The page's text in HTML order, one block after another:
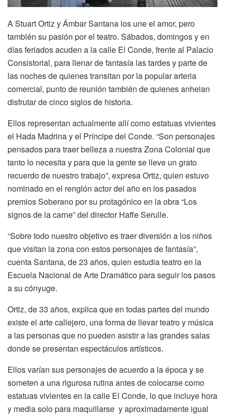
A Stuart Ortiz y Ámbar Santana los une el amor, pero
también su pasión por el teatro. Sábados, domingos y en
días feriados acuden a la calle El Conde, frente al Palacio
Consistorial, para llenar de fantasía las tardes y parte de
las noches de quienes transitan por la popular arteria
comercial, punto de reunión también de quienes anhelan
disfrutar de cinco siglos de historia.
Ellos representan actualmente allí como estatuas vivientes
el Hada Madrina y el Príncipe del Conde. “Son personajes
pensados para traer belleza a nuestra Zona Colonial que
tanto lo necesita y para que la gente se lleve un grato
recuerdo de nuestro trabajo”, expresa Ortiz, quien estuvo
nominado en el renglón actor del año en los pasados
premios Soberano por su protagónico en la obra “Los
signos de la carne” del director Haffe Serulle.
“Sobre todo nuestro objetivo es traer diversión a los niños
que visitan la zona con estos personajes de fantasía”,
cuenta Santana, de 23 años, quien estudia teatro en la
Escuela Nacional de Arte Dramático para seguir los pasos
a su cónyuge.
Ortiz, de 33 años, explica que en todas partes del mundo
existe el arte callejero, una forma de llevar teatro y música
a las personas que no pueden asistir a las grandes salas
donde se presentan espectáculos artísticos.
Ellos varían sus personajes de acuerdo a la época y se
someten a una rigurosa rutina antes de colocarse como
estatuas vivientes en la calle El Conde, lo que incluye hora
y media solo para maquillarse y aproximadamente igual